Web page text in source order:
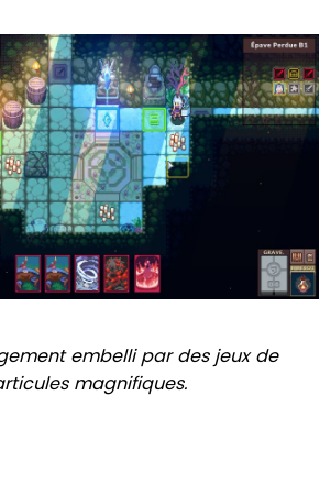
embelli par des jeux de
magnifiques.